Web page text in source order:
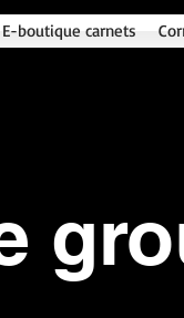
E-boutique carnets